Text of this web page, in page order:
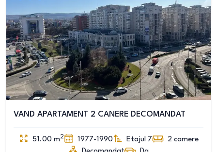
VAND APARTAMENT 2 CANERE DECOMANDAT
51.00 m2 1977-1990 Etajul 7 2 camere